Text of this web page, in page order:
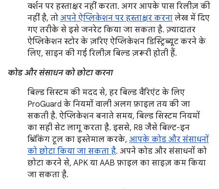
वर्शन पर हस्ताक्षर नहीं करता. अगर आपके पास रिलीज़ की
नहीं है, तो अपने ऐप्लिकेशन पर हस्ताक्षर करना लेख में दिए
गए तरीके से इसे जनरेट किया जा सकता है. ज़्यादातर
ऐप्लिकेशन स्टोर के ज़रिए ऐप्लिकेशन डिस्ट्रिब्यूट करने के
लिए, साइन की गई रिलीज़ बिल्ड ज़रूरी होती हैं.
कोड और संसाधन को छोटा करना
बिल्ड सिस्टम की मदद से, हर बिल्ड वैरिएंट के लिए
ProGuard के नियमों वाली अलग फ़ाइल तय की जा
सकती है. ऐप्लिकेशन बनाते समय, बिल्ड सिस्टम नियमों
का सही सेट लागू करता है. इससे, R8 जैसे बिल्ट-इन
श्रिंकिंग टूल का इस्तेमाल करके, आपके कोड और संसाधनों
को छोटा किया जा सकता है. अपने कोड और संसाधनों को
छोटा करने से, APK या AAB फ़ाइल का साइज़ कम किया
जा सकता है.